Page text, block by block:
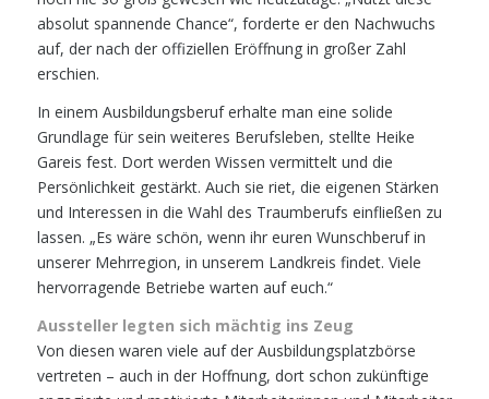
absolut spannende Chance“, forderte er den Nachwuchs
auf, der nach der offiziellen Eröffnung in großer Zahl
erschien.
In einem Ausbildungsberuf erhalte man eine solide
Grundlage für sein weiteres Berufsleben, stellte Heike
Gareis fest. Dort werden Wissen vermittelt und die
Persönlichkeit gestärkt. Auch sie riet, die eigenen Stärken
und Interessen in die Wahl des Traumberufs einfließen zu
lassen. „Es wäre schön, wenn ihr euren Wunschberuf in
unserer Mehrregion, in unserem Landkreis findet. Viele
hervorragende Betriebe warten auf euch.“
Aussteller legten sich mächtig ins Zeug
Von diesen waren viele auf der Ausbildungsplatzbörse
vertreten – auch in der Hoffnung, dort schon zukünftige